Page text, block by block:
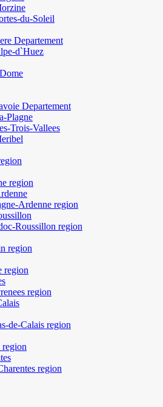
du-Soleil
Departement
d`Huez
Departement
Plagne
Trois-Vallees
region
Ardenne region
Roussillon region
region
region
region
de-Calais region
region
region